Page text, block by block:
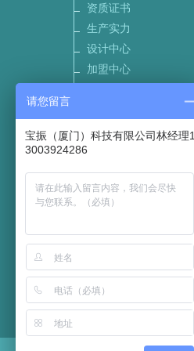
资质证书
生产实力
设计中心
加盟中心
请您留言
宝振（厦门）科技有限公司林经理1
3003924286